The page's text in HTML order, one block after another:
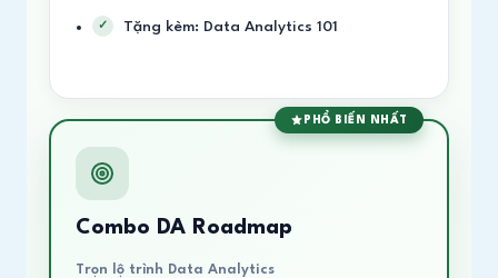
Tặng kèm: Data Analytics 101
PHỔ BIẾN NHẤT
Combo DA Roadmap
Trọn lộ trình Data Analytics